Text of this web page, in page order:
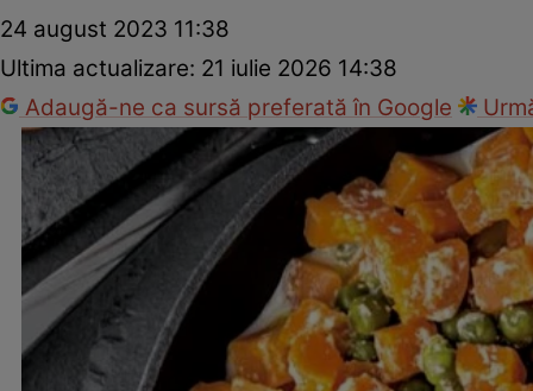
24 august 2023 11:38
Ultima actualizare: 21 iulie 2026 14:38
Adaugă-ne ca sursă preferată în Google